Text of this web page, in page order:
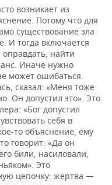
возникает из
Потому что для
существование зла
И тогда включается
найти
Иначе нужно
может ошибаться.
сказал: «Меня тоже
Он допустил это». Это
«Бог допустил
себя в
то объяснение, ему
говорит: «Да он
били, насиловали,
Это
цепочку: жертва —